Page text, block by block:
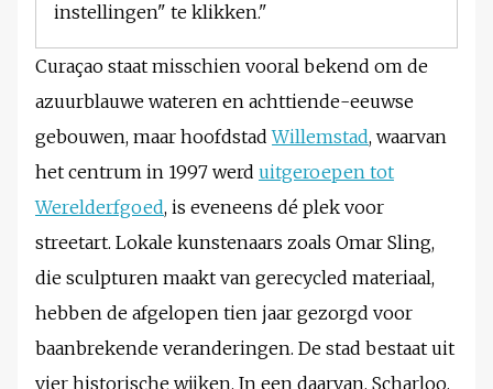
instellingen" te klikken."
Curaçao staat misschien vooral bekend om de
azuurblauwe wateren en achttiende-eeuwse
gebouwen, maar hoofdstadWillemstad, waarvan
het centrum in 1997 werd uitgeroepen tot
Werelderfgoed, is eveneens dé plek voor
streetart. Lokale kunstenaars zoals Omar Sling,
die sculpturen maakt van gerecycled materiaal,
hebben de afgelopen tien jaar gezorgd voor
baanbrekende veranderingen. De stad bestaat uit
vier historische wijken. In een daarvan, Scharloo,